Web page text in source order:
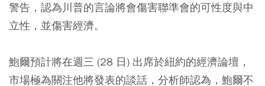
警告，認為川普的言論將會傷害聯準會的可性度與中
立性，並傷害經濟。
鮑爾預計將在週三 (28 日) 出席於紐約的經濟論壇，
市場極為關注他將發表的談話，分析師認為，鮑爾不